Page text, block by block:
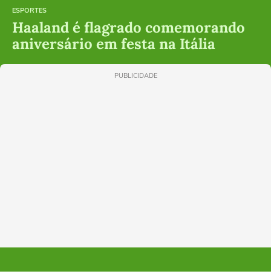
ESPORTES
Haaland é flagrado comemorando
aniversário em festa na Itália
PUBLICIDADE